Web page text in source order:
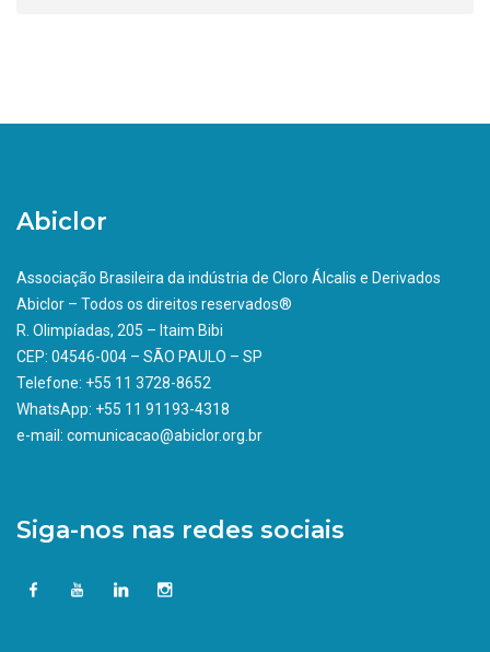
Abiclor
Associação Brasileira da indústria de Cloro Álcalis e Derivados
Abiclor – Todos os direitos reservados®
R. Olimpíadas, 205 – Itaim Bibi
CEP: 04546-004 – SÃO PAULO – SP
Telefone: +55 11 3728-8652
WhatsApp: +55 11 91193-4318
e-mail: comunicacao@abiclor.org.br
Siga-nos nas redes sociais